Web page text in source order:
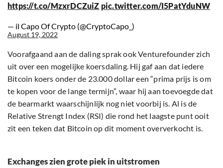
https://t.co/MzxrDCZuiZ pic.twitter.com/I5PatYduNW
— il Capo Of Crypto (@CryptoCapo_)
August 19, 2022
Voorafgaand aan de daling sprak ook Venturefounder zich
uit over een mogelijke koersdaling. Hij gaf aan dat iedere
Bitcoin koers onder de 23.000 dollar een “prima prijs is om
te kopen voor de lange termijn”, waar hij aan toevoegde dat
de bearmarkt waarschijnlijk nog niet voorbij is. Al is de
Relative Strengt Index (RSI) die rond het laagste punt ooit
zit een teken dat Bitcoin op dit moment oververkocht is.
Exchanges zien grote piek in uitstromen